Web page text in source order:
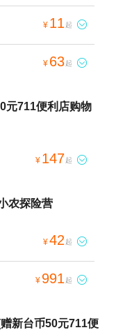
¥ 11 起 
¥ 63起 
元711便利店购物
¥ 147起 
农探险营
¥42 起 
¥ 991 起 
新台币50元711便